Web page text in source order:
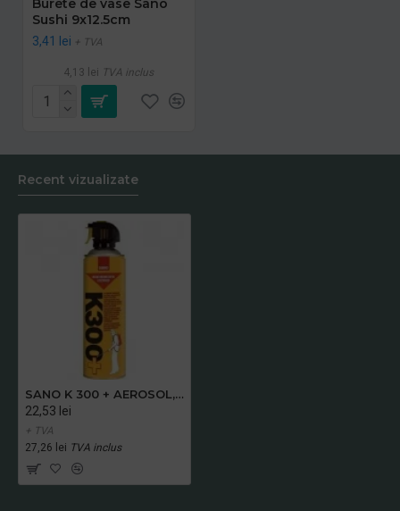
Sushi 9x12.5cm
3,41 lei + TVA
4,13 lei TVA inclus
Recent vizualizate
SANO K 300 + AEROSOL, 400 ml
22,53 lei
+ TVA
27,26 lei TVA inclus